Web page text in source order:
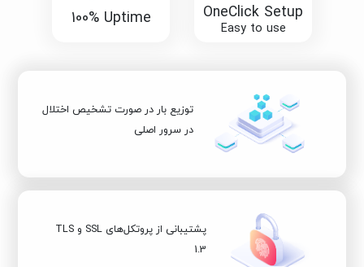
OneClick Setup
Easy to use
100% Uptime
توزیع بار در صورت تشخیص اختلال
در سرور اصلی
پشتیبانی از پروتکل‌های SSL و TLS
1.3